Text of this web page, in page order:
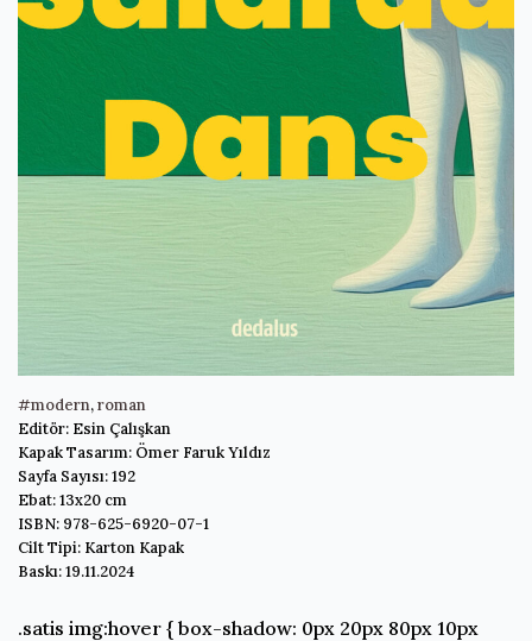
#modern,roman
Editör: Esin Çalışkan
Kapak Tasarım: Ömer Faruk Yıldız
Sayfa Sayısı: 192
Ebat: 13x20 cm
ISBN: 978-625-6920-07-1
Cilt Tipi: Karton Kapak
Baskı: 19.11.2024
.satis img:hover { box-shadow: 0px 20px 80px 10px